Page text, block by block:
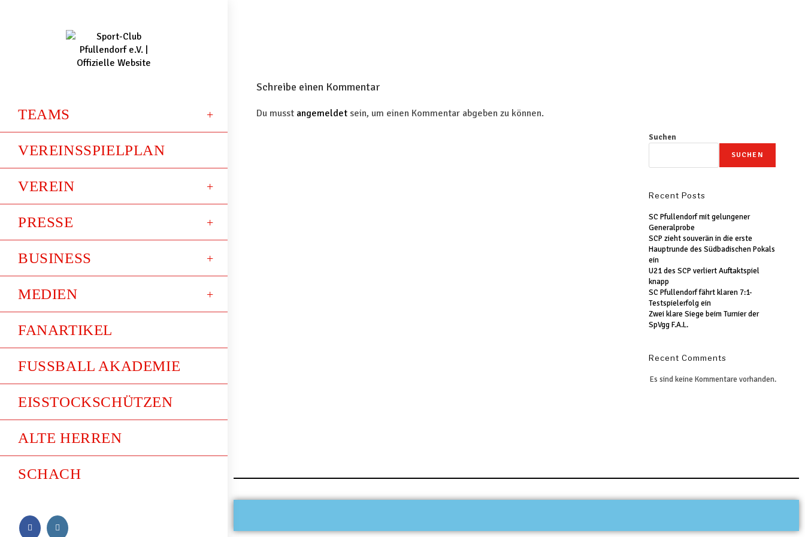
TEAMS
VEREINSSPIELPLAN
VEREIN
PRESSE
BUSINESS
MEDIEN
FANARTIKEL
FUSSBALL AKADEMIE
EISSTOCKSCHÜTZEN
ALTE HERREN
SCHACH
Schreibe einen Kommentar
Du musst angemeldet sein, um einen Kommentar abgeben zu können.
Suchen
SUCHEN
Recent Posts
SC Pfullendorf mit gelungener
Generalprobe
SCP zieht souverän in die erste
Hauptrunde des Südbadischen Pokals
ein
U21 des SCP verliert Auftaktspiel
knapp
SC Pfullendorf fährt klaren 7:1-
Testspielerfolg ein
Zwei klare Siege beim Turnier der
SpVgg F.A.L.
Recent Comments
Es sind keine Kommentare vorhanden.